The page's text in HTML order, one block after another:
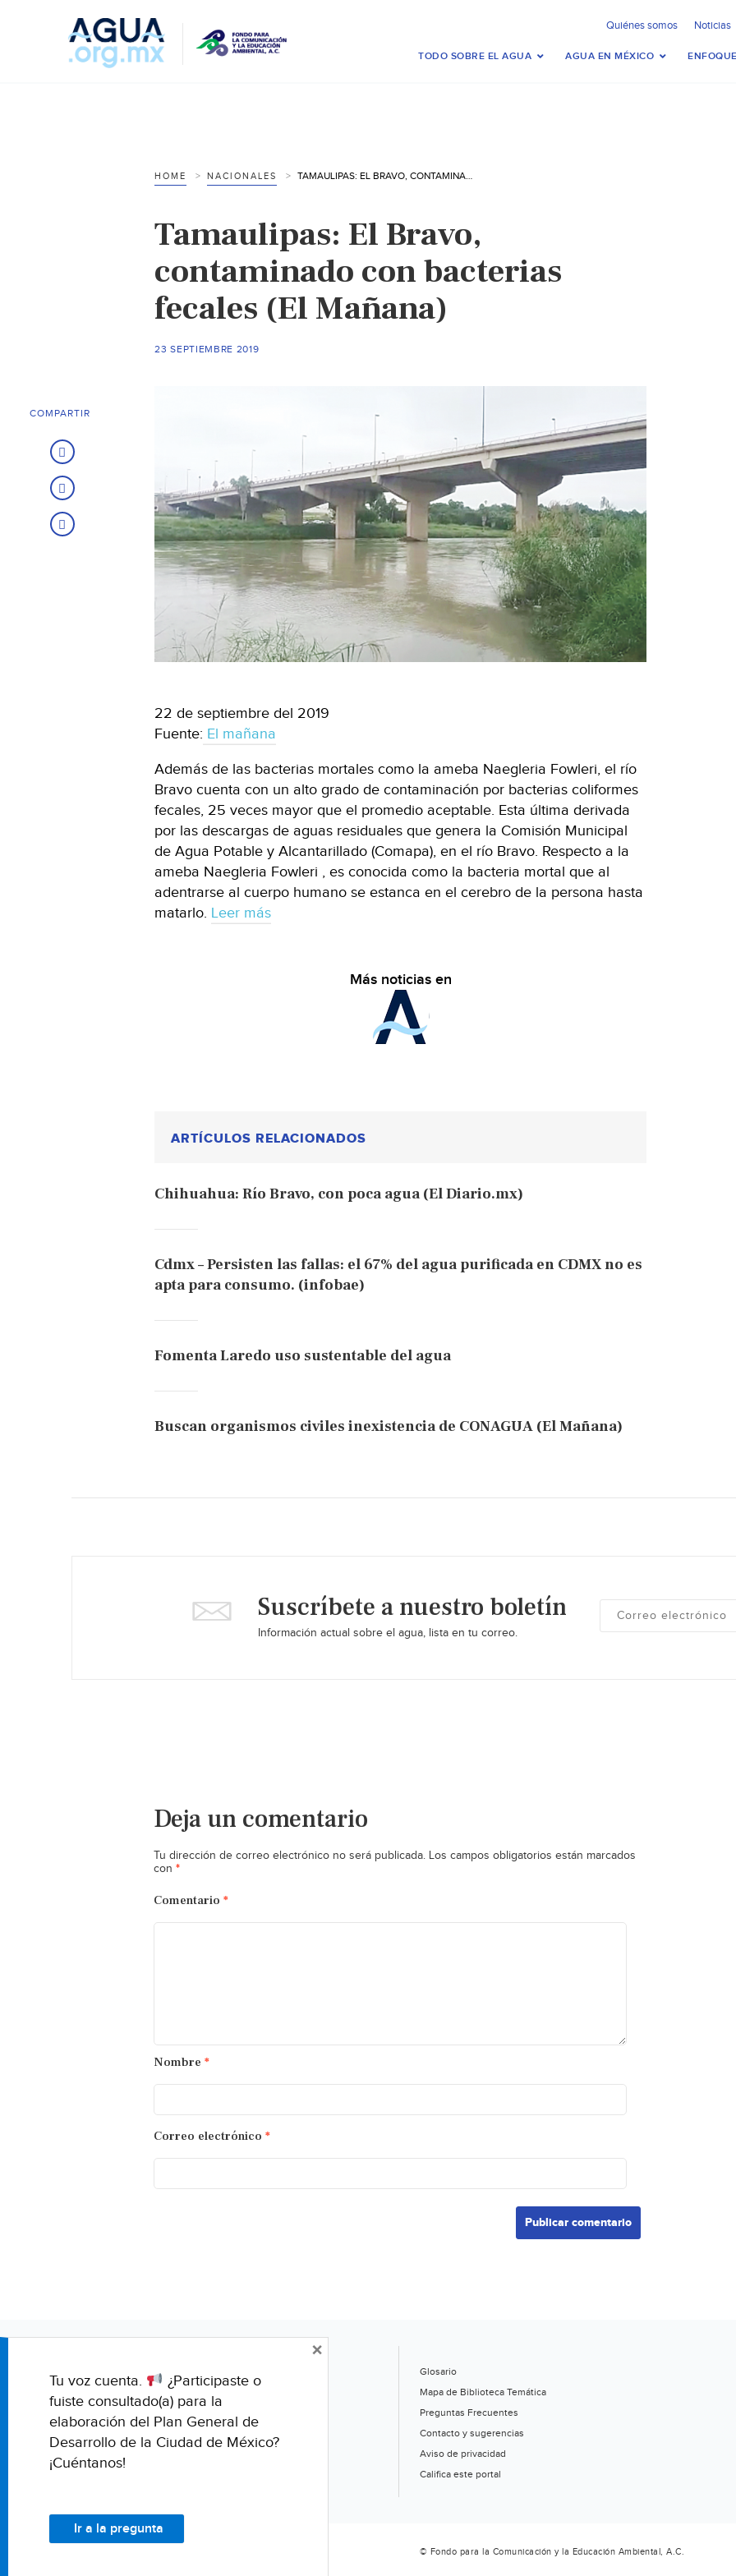
Quiénes somos Noticias
TODO SOBRE EL AGUA AGUA EN MÉXICO
HOME NACIONALES TAMAULIPAS: EL BRAVO, CONTAMINADO CON BACTERIAS FECALES (EL MAÑANA)
Tamaulipas: El Bravo,
contaminado con bacterias
fecales (El Mañana)
23 SEPTIEMBRE 2019
22 de septiembre del 2019
Fuente: El mañana
Además de las bacterias mortales como la ameba Naegleria Fowleri, el río
Bravo cuenta con un alto grado de contaminación por bacterias coliformes
fecales, 25 veces mayor que el promedio aceptable. Esta última derivada
por las descargas de aguas residuales que genera la Comisión Municipal
de Agua Potable y Alcantarillado (Comapa), en el río Bravo. Respecto a la
ameba Naegleria Fowleri , es conocida como la bacteria mortal que al
adentrarse al cuerpo humano se estanca en el cerebro de la persona hasta
matarlo. Leer más
Más noticias en
ARTÍCULOS RELACIONADOS
Chihuahua: Río Bravo, con poca agua (El Diario.mx)
Cdmx – Persisten las fallas: el 67% del agua purificada en CDMX no es
apta para consumo. (infobae)
Fomenta Laredo uso sustentable del agua
Buscan organismos civiles inexistencia de CONAGUA (El Mañana)
COMPARTIR
Suscríbete a nuestro boletín
Información actual sobre el agua, lista en tu correo.
Deja un comentario
Tu dirección de correo electrónico no será publicada. Los campos obligatorios están marcados
con *
Comentario *
Nombre *
Correo electrónico *
Glosario
Mapa de Biblioteca Temática
Preguntas Frecuentes
Contacto y sugerencias
Aviso de privacidad
Califica este portal
© Fondo para la Comunicación y la Educación Ambiental, A.C.
Tu voz cuenta.
¿Participaste o
fuiste consultado(a) para la
elaboración del Plan General de
Desarrollo de la Ciudad de México?
¡Cuéntanos!
Ir a la pregunta
×